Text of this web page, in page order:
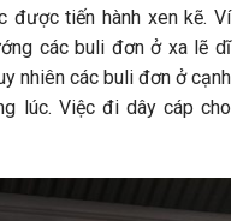
được tiến hành xen kẽ. Ví
các buli đơn ở xa lẽ dĩ
nhiên các buli đơn ở cạnh
lúc. Việc đi dây cáp cho